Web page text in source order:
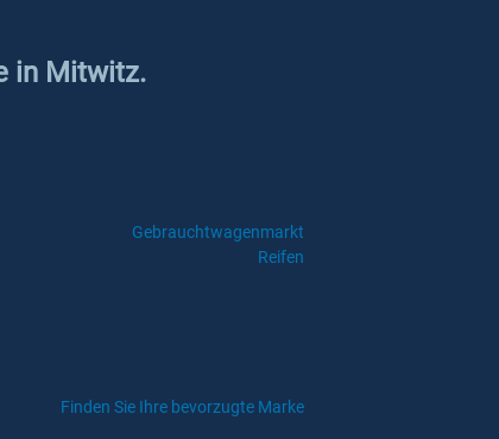
in Mitwitz.
Gebrauchtwagenmarkt
Reifen
Finden Sie Ihre bevorzugte Marke